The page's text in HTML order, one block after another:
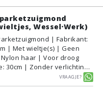
(parketzuigmond
Wessel·Werk)
| Fabrikant:
| Met wieltje(s) | Geen
haar | Voor droog
30cm | Zonder verlichting |
| Zwart | Wessel·Werk |
Plavuizen/Tegels,
Vinyl
Vraagje?